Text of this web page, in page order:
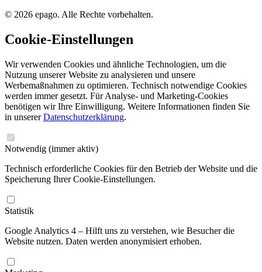
© 2026 epago. Alle Rechte vorbehalten.
Cookie-Einstellungen
Wir verwenden Cookies und ähnliche Technologien, um die
Nutzung unserer Website zu analysieren und unsere
Werbemaßnahmen zu optimieren. Technisch notwendige Cookies
werden immer gesetzt. Für Analyse- und Marketing-Cookies
benötigen wir Ihre Einwilligung. Weitere Informationen finden Sie
in unsererDatenschutzerklärung.
Notwendig (immer aktiv)
Technisch erforderliche Cookies für den Betrieb der Website und die
Speicherung Ihrer Cookie-Einstellungen.
Statistik
Google Analytics 4 – Hilft uns zu verstehen, wie Besucher die
Website nutzen. Daten werden anonymisiert erhoben.